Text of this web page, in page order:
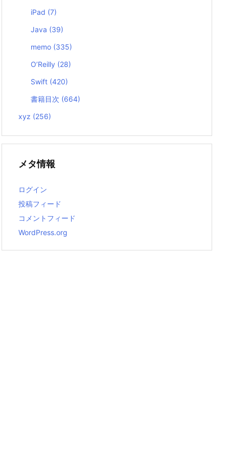
iPad (7)
Java (39)
memo (335)
O’Reilly (28)
Swift (420)
書籍目次 (664)
xyz (256)
メタ情報
ログイン
投稿フィード
コメントフィード
WordPress.org